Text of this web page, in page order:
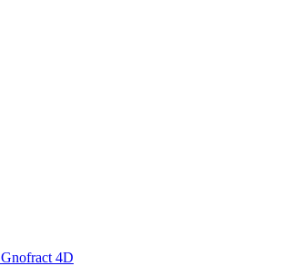
Gnofract 4D